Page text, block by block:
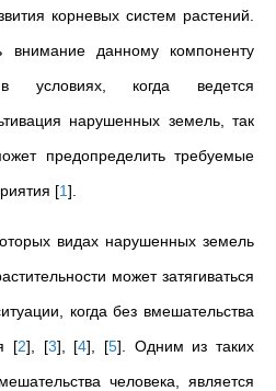
корневых систем растений.
внимание данному компоненту
условиях, когда ведется
нарушенных земель, так
предопределить требуемые
[1]
видах нарушенных земель
может затягиваться
когда без вмешательства
[2] [3] [4] [5] . Одним из таких
человека, является